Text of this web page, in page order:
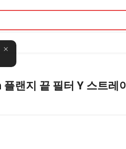
랜지 끝 필터 Y 스트레이